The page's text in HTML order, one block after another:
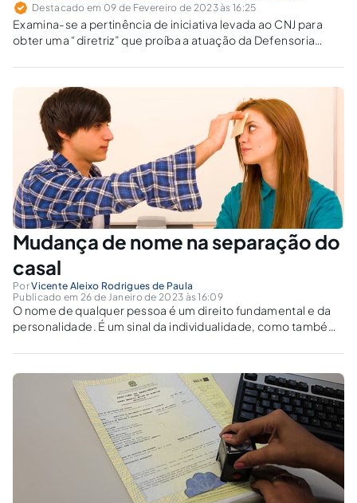
Destacado em 09 de Fevereiro de 2023 às 16:25
Examina-se a pertinência de iniciativa levada ao CNJ para
obter uma “diretriz” que proíba a atuação da Defensoria
autorização judicial de aborto sentimental.
Mudança de nome na separação do
casal
PorVicente Aleixo Rodrigues de Paula
Publicado em 26 de Janeiro de 2023 às 16:09
O nome de qualquer pessoa é um direito fundamental e da
personalidade. É um sinal da individualidade, como também
Código Civil. O nome é composto pelo prenome, aquele
escolhido pelos...